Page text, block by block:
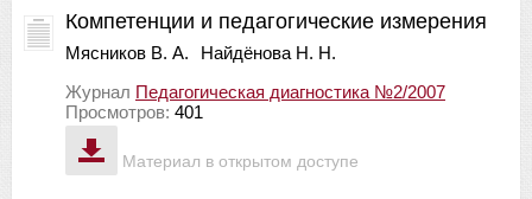
Материал в открытом доступе
Компетенции и педагогические измерения
Мясников В. А.
Найдёнова Н. Н.
Журнал Педагогическая диагностика №2/2007
Просмотров: 401